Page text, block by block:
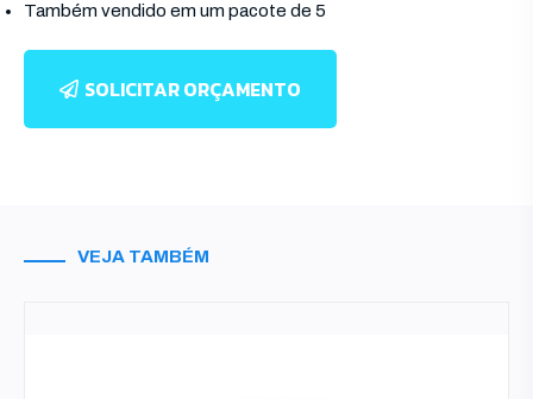
Também vendido em um pacote de 5
SOLICITAR ORÇAMENTO
VEJA TAMBÉM